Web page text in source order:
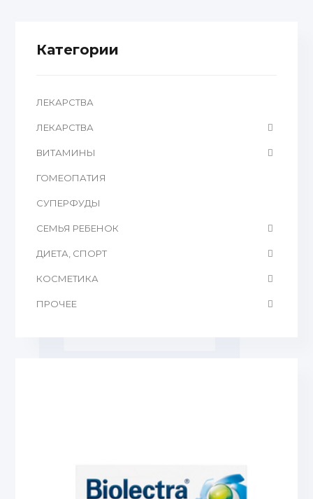
Категории
ЛЕКАРСТВА
ЛЕКАРСТВА
ВИТАМИНЫ
ГОМЕОПАТИЯ
CУПЕРФУДЫ
СЕМЬЯ РЕБЕНОК
ДИЕТА, СПОРТ
КОСМЕТИКА
ПРОЧЕЕ